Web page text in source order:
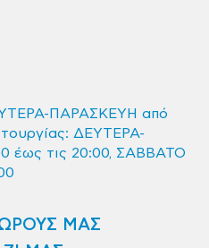
ΠΑΡΑΣΚΕΥΗ από
ΔΕΥΤΕΡΑ-
έως τις 20:00, ΣΑΒΒΑΤΟ
ΜΑΣ